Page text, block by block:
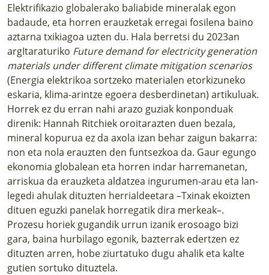
Elektrifikazio globalerako baliabide mineralak egon
badaude, eta horren erauzketak erregai fosilena baino
aztarna txikiagoa uzten du. Hala berretsi du 2023an
argItaraturiko Future demand for electricity generation
materials under different climate mitigation scenarios
(Energia elektrikoa sortzeko materialen etorkizuneko
eskaria, klima-arintze egoera desberdinetan) artikuluak.
Horrek ez du erran nahi arazo guziak konponduak
direnik: Hannah Ritchiek oroitarazten duen bezala,
mineral kopurua ez da axola izan behar zaigun bakarra:
non eta nola erauzten den funtsezkoa da. Gaur egungo
ekonomia globalean eta horren indar harremanetan,
arriskua da erauzketa aldatzea ingurumen-arau eta lan-
legedi ahulak dituzten herrialdeetara –Txinak ekoizten
dituen eguzki panelak horregatik dira merkeak–.
Prozesu horiek gugandik urrun izanik erosoago bizi
gara, baina hurbilago egonik, bazterrak edertzen ez
dituzten arren, hobe ziurtatuko dugu ahalik eta kalte
gutien sortuko dituztela.